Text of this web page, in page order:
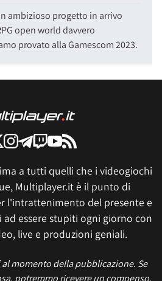
ambizioso progetto in arrivo
open world davvero
provato alla Gamescom 2023.
a tutti quelli che i videogiochi
Multiplayer.it è il punto di
l'intrattenimento del presente e
essere stupiti ogni giorno con
live e produzioni geniali.
momento della pubblicazione. Se
potremmo ricevere un compenso.